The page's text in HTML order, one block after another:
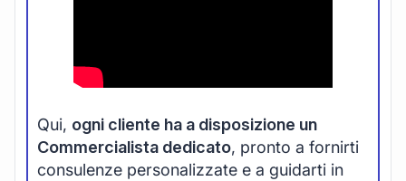
Qui, ogni cliente ha a disposizione un
Commercialista dedicato, pronto a fornirti
consulenze personalizzate e a guidarti in